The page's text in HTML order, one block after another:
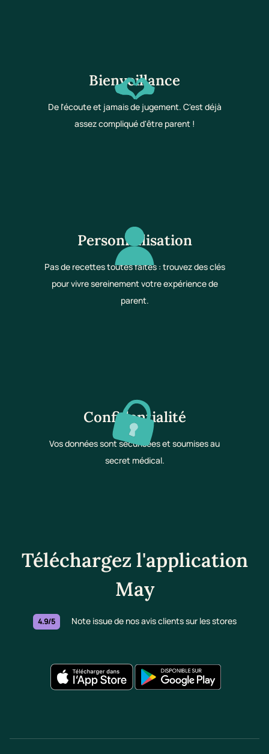
Bienveillance
De l'écoute et jamais de jugement. C'est déjà
assez compliqué d'être parent !
Personnalisation
Pas de recettes toutes faites : trouvez des clés
pour vivre sereinement votre expérience de
parent.
Confidentialité
Vos données sont sécurisées et soumises au
secret médical.
Téléchargez l'application
May
4.9/5 Note issue de nos avis clients sur les stores